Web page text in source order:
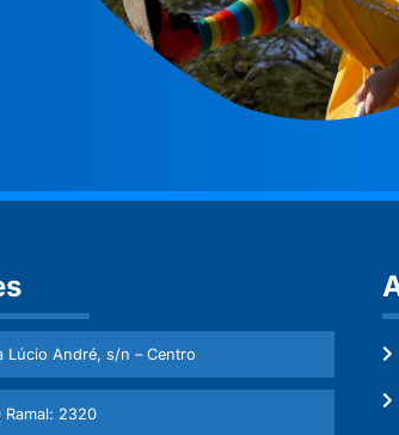
Lúcio André, s/n – Centro
2320